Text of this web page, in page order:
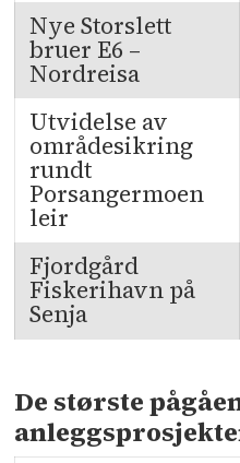
Nye Storslett
bruer E6 –
Nordreisa
Utvidelse av
områdesikring
rundt
Porsangermoen
leir
Fjordgård
Fiskerihavn på
Senja
De største